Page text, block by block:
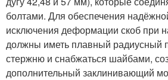
болтами. Для обеспечения
исключения деформации скоб при
должны иметь плавный радиусный
стержню и снабжаться шайбами,
дополнительный заклинивающий